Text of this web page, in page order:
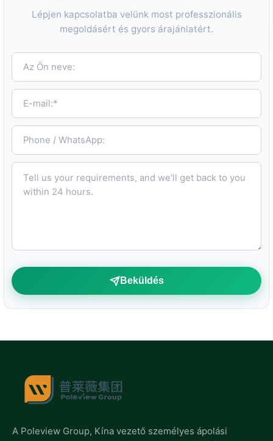
Lépjen kapcsolatba velünk most professzionális
megoldásért és gyors árajánlatért.
Az Ön neve:
E-mail:*
Phone / WhatsApp:
Tell us your requirements, and we'll get back to you within 24 hours.
Beküldés
A Poleview Group, Kína vezető személyes ápolási